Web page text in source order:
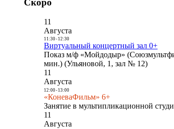
Скоро
11
Августа
11:30- 12:30
Виртуальный концертный зал 0+
Показ м/ф «Мойдодыр»
мин.) (Ульяновой, 1, зал № 12)
11
Августа
12:00- 13:00
«КоневаФильм» 6+
Занятие в мультипликационной
11
Августа